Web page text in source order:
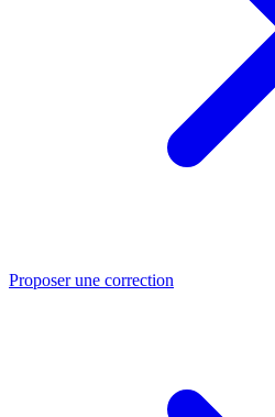
Proposer une correction